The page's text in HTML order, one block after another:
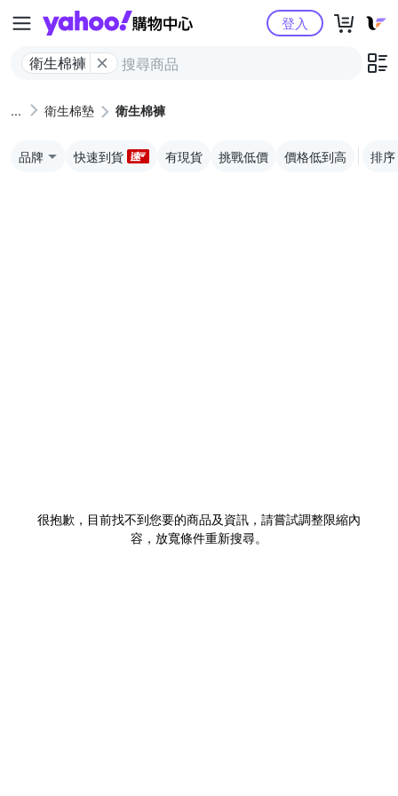
Yahoo購物中心
衛生棉褲
登入
衛生棉墊 衛生棉褲
品牌 快速到貨 有現貨 挑戰低價 價格低到高 排序
很抱歉，目前找不到您要的商品及資訊，請嘗試調整限縮內
容，放寬條件重新搜尋。